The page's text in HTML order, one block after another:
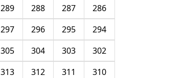
286
287
288
289
294
295
296
297
302
303
304
305
310
311
312
313